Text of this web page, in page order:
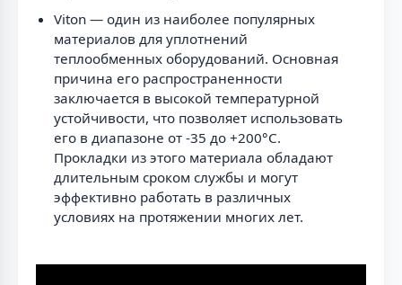
Viton — один из наиболее популярных
материалов для уплотнений
теплообменных оборудований. Основная
причина его распространенности
заключается в высокой температурной
устойчивости, что позволяет использовать
его в диапазоне от -35 до +200°C.
Прокладки из этого материала обладают
длительным сроком службы и могут
эффективно работать в различных
условиях на протяжении многих лет.